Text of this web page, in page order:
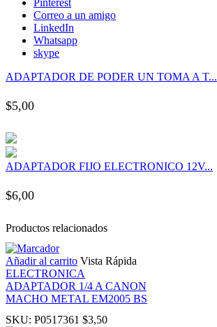
panel
panel
panel
panel
panel
panel
panel
panel
Pinterest
Correo a un amigo
LinkedIn
Whatsapp
skype
ADAPTADOR DE PODER UN TOMA A T...
$5,00
ADAPTADOR FIJO ELECTRONICO 12V...
$6,00
Productos relacionados
Añadir al carrito Vista Rápida
ELECTRONICA
ADAPTADOR 1/4 A CANON
MACHO METAL EM2005 BS
SKU: P0517361 $3,50